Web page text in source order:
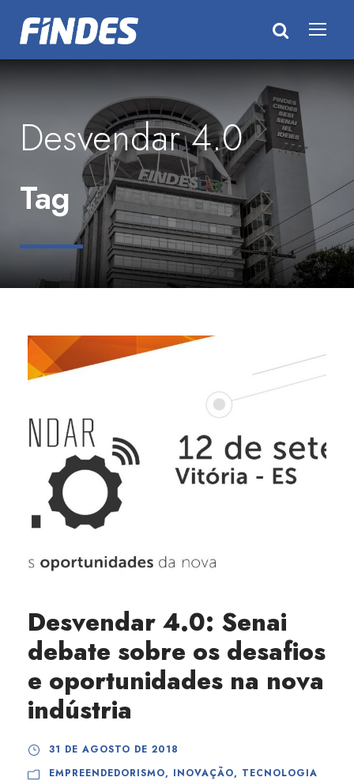
Desvendar 4.0
Tag
Desvendar 4.0: Senai
debate sobre os desafios
e oportunidades na nova
indústria
31 DE AGOSTO DE 2018
EMPREENDEDORISMO, INOVAÇÃO, TECNOLOGIA